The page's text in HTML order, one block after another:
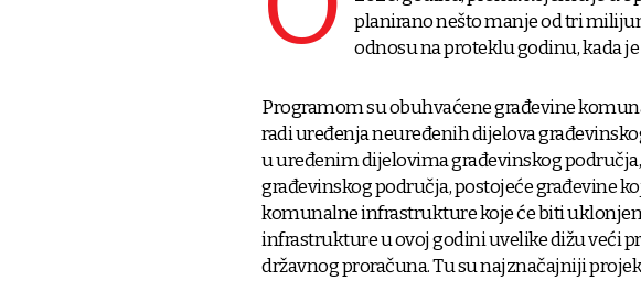
planirano nešto manje od tri
odnosu na proteklu godinu, kada
Programom su obuhvaćene građevine
radi uređenja neuređenih dijelova
u uređenim dijelovima građevinskog
građevinskog područja, postojeće građevine
komunalne infrastrukture koje će biti
infrastrukture u ovoj godini uvelike dižu veći
državnog proračuna. Tu su najznačajniji